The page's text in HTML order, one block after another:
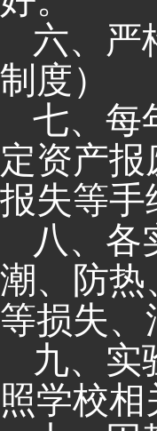
六、严
制度）
七、每
定资产
报失等手
八、各
潮、防热
等损失、
九、实
照学校